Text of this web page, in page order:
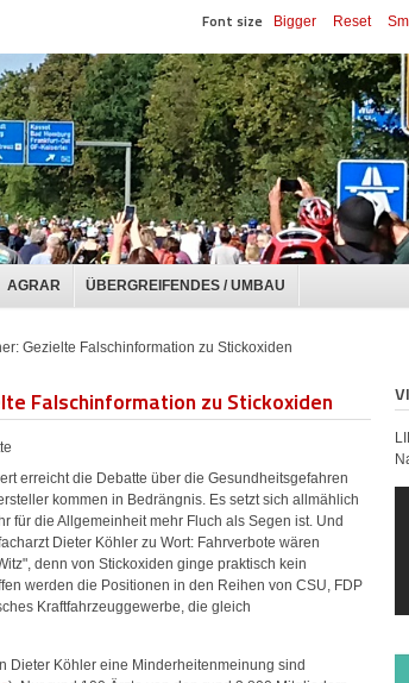
AGRAR ÜBERGREIFENDES / UMBAU
Font size Bigger Reset
Gezielte Falschinformation zu Stickoxiden
Falschinformation zu Stickoxiden
erreicht die Debatte über die Gesundheitsgefahren
kommen in Bedrängnis. Es setzt sich allmählich
für die Allgemeinheit mehr Fluch als Segen ist. Und
Dieter Köhler zu Wort: Fahrverbote wären
denn von Stickoxiden ginge praktisch kein
werden die Positionen in den Reihen von CSU, FDP
Kraftfahrzeuggewerbe, die gleich
Dieter Köhler eine Minderheitenmeinung sind